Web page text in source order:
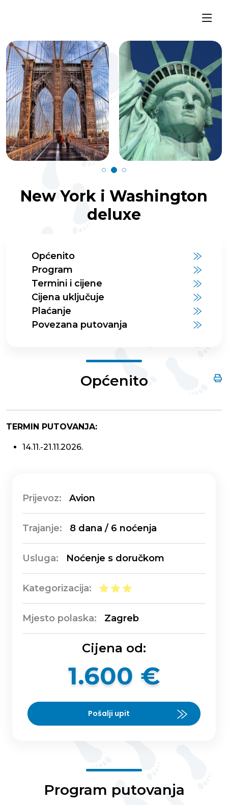
New York i Washington
deluxe
Općenito
Program
Termini i cijene
Cijena uključuje
Plaćanje
Povezana putovanja
Općenito
TERMIN PUTOVANJA:
14.11.-21.11.2026.
Prijevoz: Avion
Trajanje: 8 dana / 6 noćenja
Usluga: Noćenje s doručkom
Kategorizacija:
Mjesto polaska: Zagreb
Cijena od:
1.600 €
Pošalji upit
Program putovanja